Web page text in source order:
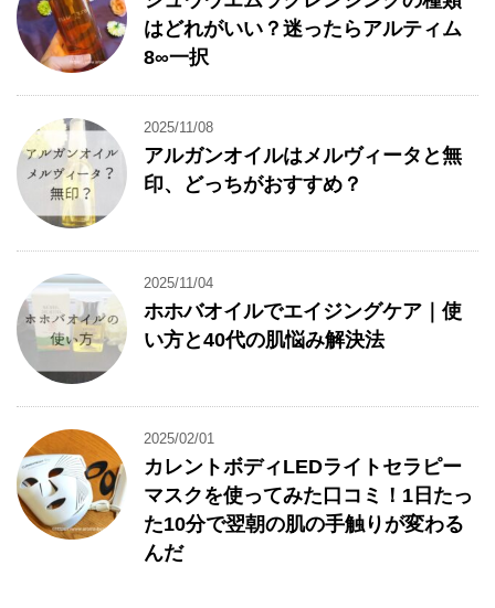
はどれがいい？迷ったらアルティム
8∞一択
2025/11/08
アルガンオイルはメルヴィータと無
印、どっちがおすすめ？
2025/11/04
ホホバオイルでエイジングケア｜使
い方と40代の肌悩み解決法
2025/02/01
カレントボディLEDライトセラピー
マスクを使ってみた口コミ！1日たっ
た10分で翌朝の肌の手触りが変わる
んだ